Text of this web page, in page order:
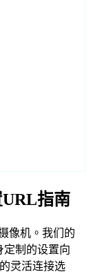
指南
像机。我们的
定制的设置向
灵活连接选